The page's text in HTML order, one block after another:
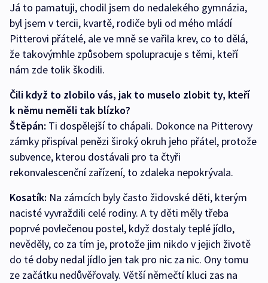
Já to pamatuji, chodil jsem do nedalekého gymnázia,
byl jsem v tercii, kvartě, rodiče byli od mého mládí
Pitterovi přátelé, ale ve mně se vařila krev, co to dělá,
že takovýmhle způsobem spolupracuje s těmi, kteří
nám zde tolik škodili.
Čili když to zlobilo vás, jak to muselo zlobit ty, kteří
k němu neměli tak blízko?
Štěpán: Ti dospělejší to chápali. Dokonce na Pitterovy
zámky přispíval penězi široký okruh jeho přátel, protože
subvence, kterou dostávali pro ta čtyři
rekonvalescenční zařízení, to zdaleka nepokrývala.
Kosatík: Na zámcích byly často židovské děti, kterým
nacisté vyvraždili celé rodiny. A ty děti měly třeba
poprvé povlečenou postel, když dostaly teplé jídlo,
nevěděly, co za tím je, protože jim nikdo v jejich životě
do té doby nedal jídlo jen tak pro nic za nic. Ony tomu
ze začátku nedůvěřovaly. Větší němečtí kluci zas na